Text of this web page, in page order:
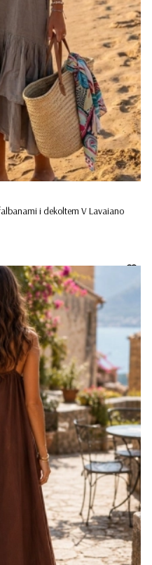
i dekoltem V Lavaiano